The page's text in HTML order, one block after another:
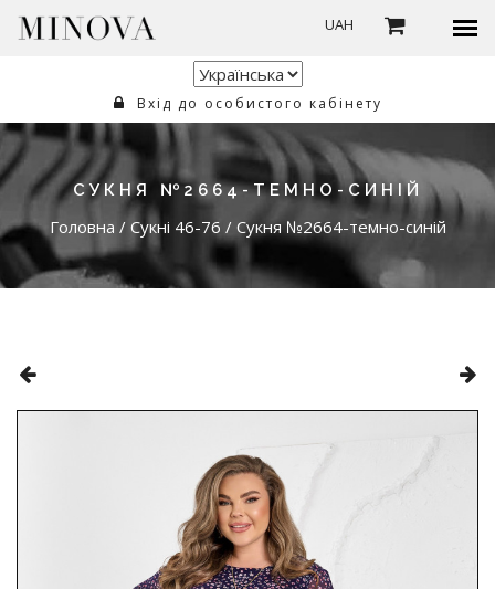
UAH
Вхід до особистого кабінету
СУКНЯ №2664-ТЕМНО-СИНІЙ
Головна / Сукні 46-76 / Сукня №2664-темно-синій